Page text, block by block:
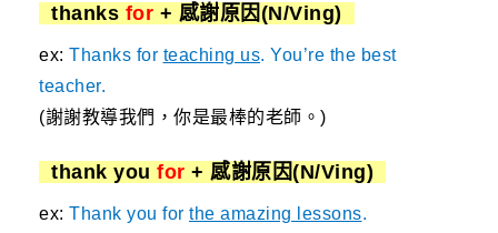
thanks for + 感謝原因(N/Ving)
ex: Thanks for teaching us. You’re the best
teacher.
(謝謝教導我們，你是最棒的老師。)
thank you for + 感謝原因(N/Ving)
ex: Thank you for the amazing lessons.